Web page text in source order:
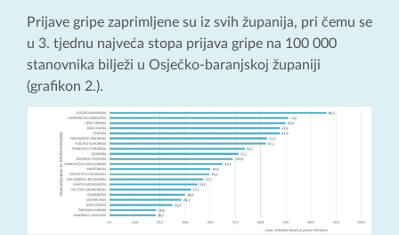
Prijave gripe zaprimljene su iz svih županija, pri čemu se
u 3. tjednu najveća stopa prijava gripe na 100 000
stanovnika bilježi u Osječko-baranjskoj županiji
(grafikon 2.).